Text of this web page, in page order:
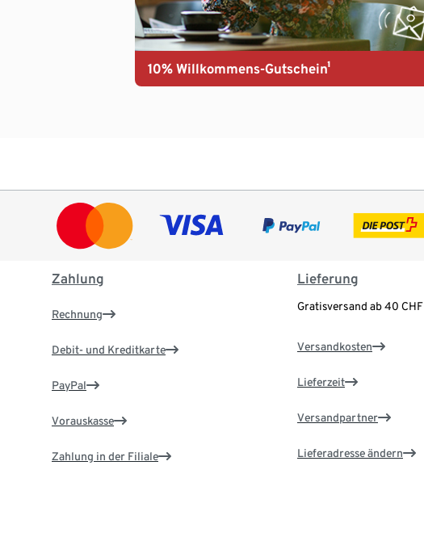
10% Willkommens-Gutschein¹
Zahlung
Rechnung
Debit- und Kreditkarte
PayPal
Vorauskasse
Zahlung in der Filiale
Lieferung
Gratisversand ab 40 CHF
Versandkosten
Lieferzeit
Versandpartner
Lieferadresse ändern